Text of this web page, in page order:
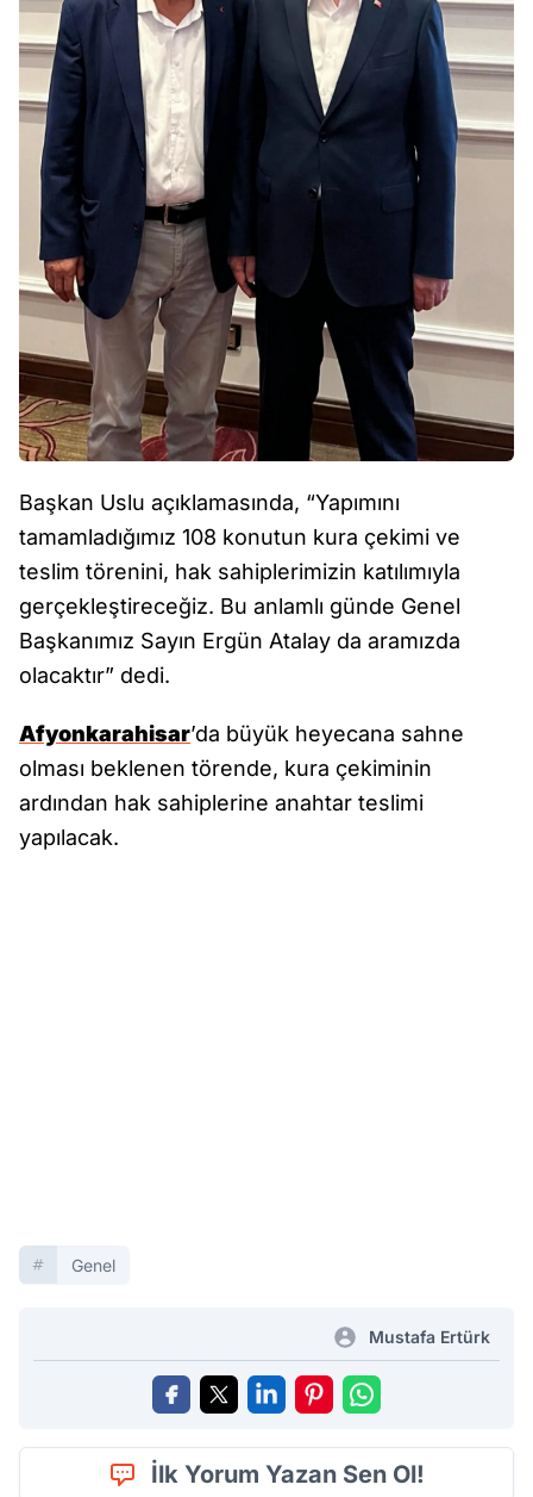
Başkan Uslu açıklamasında, “Yapımını
tamamladığımız 108 konutun kura çekimi ve
teslim törenini, hak sahiplerimizin katılımıyla
gerçekleştireceğiz. Bu anlamlı günde Genel
Başkanımız Sayın Ergün Atalay da aramızda
olacaktır” dedi.
Afyonkarahisar’da büyük heyecana sahne
olması beklenen törende, kura çekiminin
ardından hak sahiplerine anahtar teslimi
yapılacak.
Genel
Mustafa Ertürk
İlk Yorum Yazan Sen Ol!